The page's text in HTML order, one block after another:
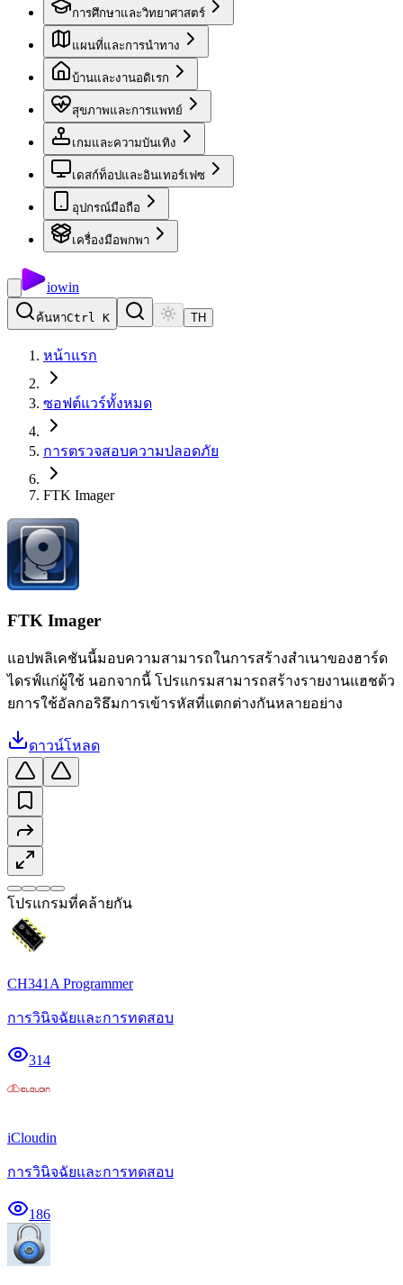
การศึกษาและวิทยาศาสตร์
แผนที่และการนำทาง
บ้านและงานอดิเรก
สุขภาพและการแพทย์
เกมและความบันเทิง
เดสก์ท็อปและอินเทอร์เฟซ
อุปกรณ์มือถือ
เครื่องมือพกพา
iowin
ค้นหาCtrl K TH
หน้าแรก
ซอฟต์แวร์ทั้งหมด
การตรวจสอบความปลอดภัย
FTK Imager
FTK Imager
แอปพลิเคชันนี้มอบความสามารถในการสร้างสำเนาของฮาร์ด
ไดรฟ์แก่ผู้ใช้ นอกจากนี้ โปรแกรมสามารถสร้างรายงานแฮชด้ว
ยการใช้อัลกอริธึมการเข้ารหัสที่แตกต่างกันหลายอย่าง
ดาวน์โหลด
โปรแกรมที่คล้ายกัน
CH341A Programmer
การวินิจฉัยและการทดสอบ
314
iCloudin
การวินิจฉัยและการทดสอบ
186